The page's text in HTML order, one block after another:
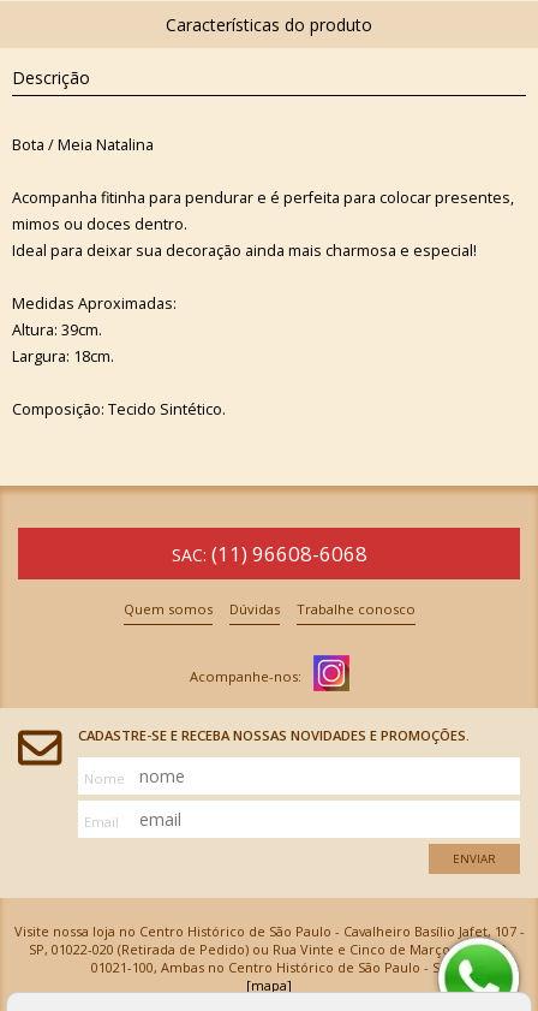
Descrição
Bota / Meia Natalina
Acompanha fitinha para pendurar e é perfeita para colocar presentes,
mimos ou doces dentro.
Ideal para deixar sua decoração ainda mais charmosa e especial!
Medidas Aproximadas:
Altura: 39cm.
Largura: 18cm.
Composição: Tecido Sintético.
SAC: (11) 96608-6068
Quem somos Dúvidas Trabalhe conosco
CADASTRE-SE E RECEBA NOSSAS NOVIDADES E PROMOÇÕES.
Nome
Email
ENVIAR
Visite nossa loja no Centro Histórico de São Paulo - Cavalheiro Basílio Jafet, 107 -
SP, 01022-020 (Retirada de Pedido) ou Rua Vinte e Cinco de Março, 576 - SP,
01021-100, Ambas no Centro Histórico de São Paulo - SP
[mapa]